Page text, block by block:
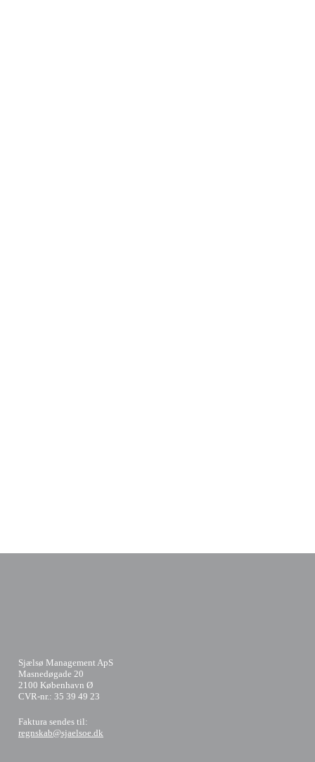
Sjælsø Management ApS
Masnedøgade 20
2100 København Ø
CVR-nr.: 35 39 49 23
​Faktura sendes til:
regnskab@sjaelsoe.dk